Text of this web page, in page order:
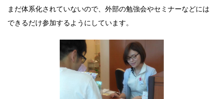
まだ体系化されていないので、外部の勉強会やセミナーなどには
できるだけ参加するようにしています。